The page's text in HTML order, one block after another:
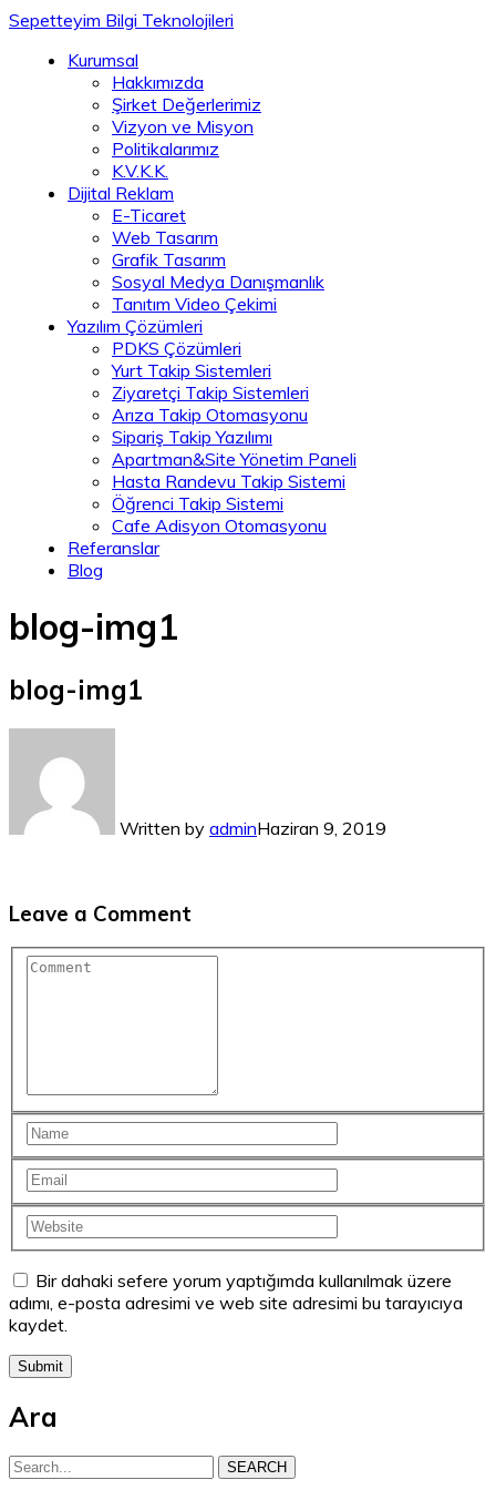
Sepetteyim Bilgi Teknolojileri
Kurumsal
Hakkımızda
Şirket Değerlerimiz
Vizyon ve Misyon
Politikalarımız
K.V.K.K.
Dijital Reklam
E-Ticaret
Web Tasarım
Grafik Tasarım
Sosyal Medya Danışmanlık
Tanıtım Video Çekimi
Yazılım Çözümleri
PDKS Çözümleri
Yurt Takip Sistemleri
Ziyaretçi Takip Sistemleri
Arıza Takip Otomasyonu
Sipariş Takip Yazılımı
Apartman&Site Yönetim Paneli
Hasta Randevu Takip Sistemi
Öğrenci Takip Sistemi
Cafe Adisyon Otomasyonu
Referanslar
Blog
blog-img1
blog-img1
Written by adminHaziran 9, 2019
Leave a Comment
Bir dahaki sefere yorum yaptığımda kullanılmak üzere
adımı, e-posta adresimi ve web site adresimi bu tarayıcıya
kaydet.
Ara
SEARCH